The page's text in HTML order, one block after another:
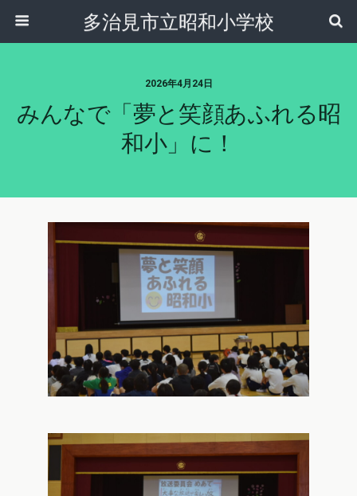
多治見市立昭和小学校
2026年4月24日
みんなで「夢と笑顔あふれる昭
和小」に！